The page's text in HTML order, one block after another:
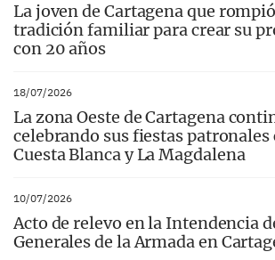
La joven de Cartagena que
tradición familiar para crear su
con 20 años
18/07/2026
La zona Oeste de Cartagena
celebrando sus fiestas patronales
Cuesta Blanca y La Magdalena
10/07/2026
Acto de relevo en la Intendencia
Generales de la Armada en